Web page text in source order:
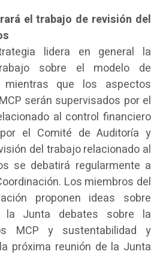
el trabajo de revisión del
lidera en general la
sobre el modelo de
que los aspectos
serán supervisados por el
al control financiero
el Comité de Auditoría y
del trabajo relacionado al
se debatirá regularmente a
Los miembros del
proponen ideas sobre
Junta debates sobre la
MCP y sustentabilidad y
próxima reunión de la Junta